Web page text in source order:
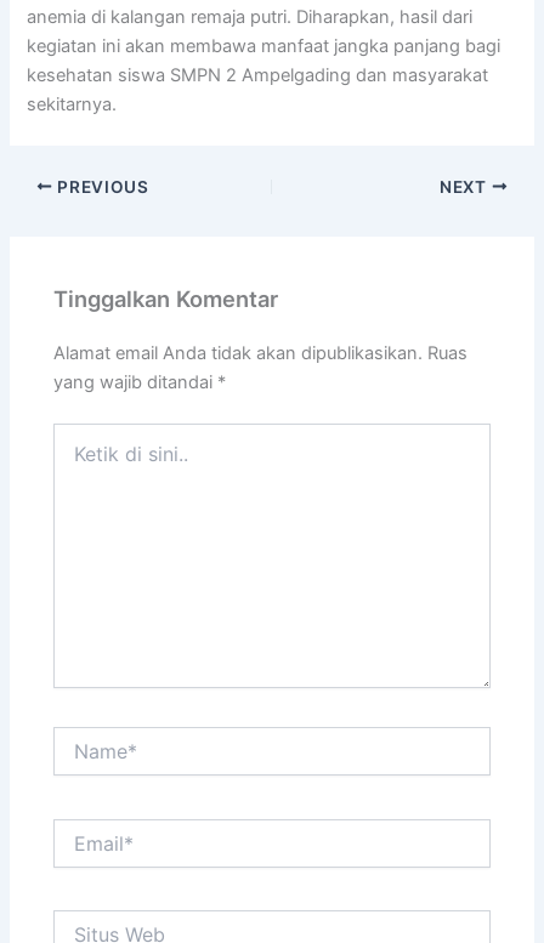
anemia di kalangan remaja putri. Diharapkan, hasil dari
kegiatan ini akan membawa manfaat jangka panjang bagi
kesehatan siswa SMPN 2 Ampelgading dan masyarakat
sekitarnya.
PREVIOUS NEXT
Tinggalkan Komentar
Alamat email Anda tidak akan dipublikasikan. Ruas
yang wajib ditandai *